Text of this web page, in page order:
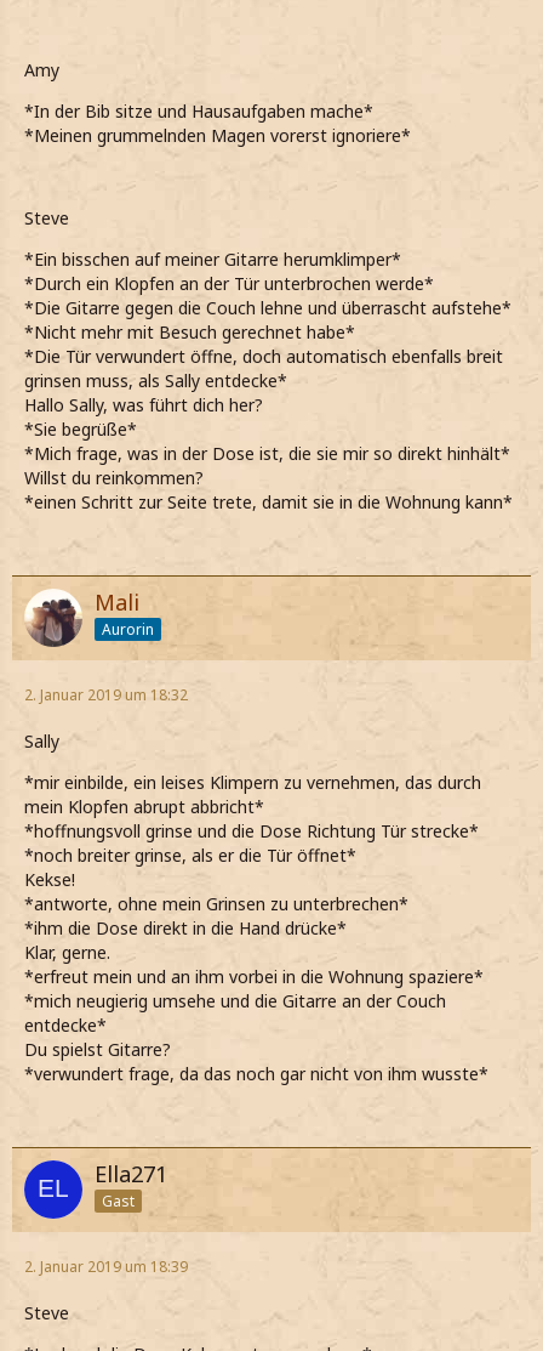
Amy
*In der Bib sitze und Hausaufgaben mache*
*Meinen grummelnden Magen vorerst ignoriere*
Steve
*Ein bisschen auf meiner Gitarre herumklimper*
*Durch ein Klopfen an der Tür unterbrochen werde*
*Die Gitarre gegen die Couch lehne und überrascht aufstehe*
*Nicht mehr mit Besuch gerechnet habe*
*Die Tür verwundert öffne, doch automatisch ebenfalls breit
grinsen muss, als Sally entdecke*
Hallo Sally, was führt dich her?
*Sie begrüße*
*Mich frage, was in der Dose ist, die sie mir so direkt hinhält*
Willst du reinkommen?
*einen Schritt zur Seite trete, damit sie in die Wohnung kann*
Mali
Aurorin
2. Januar 2019 um 18:32
Sally
*mir einbilde, ein leises Klimpern zu vernehmen, das durch
mein Klopfen abrupt abbricht*
*hoffnungsvoll grinse und die Dose Richtung Tür strecke*
*noch breiter grinse, als er die Tür öffnet*
Kekse!
*antworte, ohne mein Grinsen zu unterbrechen*
*ihm die Dose direkt in die Hand drücke*
Klar, gerne.
*erfreut mein und an ihm vorbei in die Wohnung spaziere*
*mich neugierig umsehe und die Gitarre an der Couch
entdecke*
Du spielst Gitarre?
*verwundert frage, da das noch gar nicht von ihm wusste*
Ella271
Gast
2. Januar 2019 um 18:39
Steve